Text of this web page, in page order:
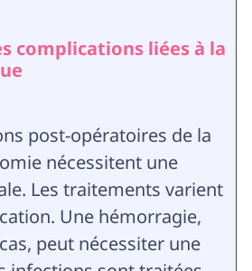
complications liées à la
post-opératoires de la
nécessitent une
Les traitements varient
Une hémorragie,
peut nécessiter une